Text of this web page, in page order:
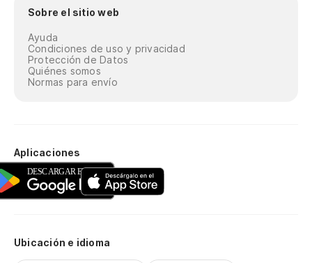
Sobre el sitio web
Ayuda
Condiciones de uso y privacidad
Protección de Datos
Quiénes somos
Normas para envío
Aplicaciones
Ubicación e idioma